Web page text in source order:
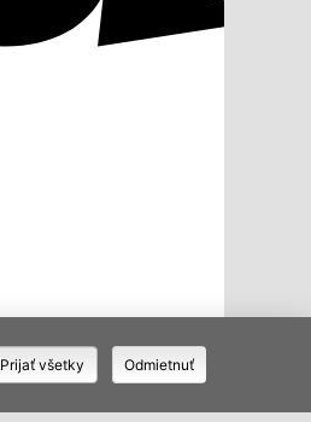
Prijať všetky Odmietnuť